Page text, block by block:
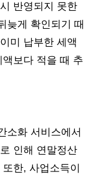
반영되지 못한
늦게 확인되기 때
미 납부한 세액
보다 적을 때 추
소화 서비스에서
인해 연말정산
한, 사업소득이